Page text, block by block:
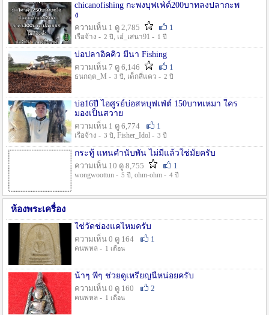
chicanofishing กะพงบุฟเฟ่ต์200บาทลงปลากะพ
ง
ความเห็น 1 ดู 2,785
1
เรือจ้าง - 2 ปี , เอ๋_เสนา91 - 1 ปี
บ่อปลาอิคคิว มีนา Fishing
ความเห็น 7 ดู 6,146
1
ธนกฤต_M - 3 ปี , เด็กสี่แคว - 2 ปี
บ่อ16ปี ไอศูรย์บ่อสหบุฟเฟ่ต์ 150บาทเหมา ใคร
มองเป็นสวาย
ความเห็น 1 ดู 6,774
1
เรือจ้าง - 3 ปี , Fisher_Idol - 3 ปี
กระทู้ แทนคำนับพัน ไม่มีแล้วใช่มั๊ยครับ
ความเห็น 10 ดู 8,755
1
wongwoottun - 5 ปี , ohm-ohm - 4 ปี
ห้องพระเครื่อง
ใช่วัดช่องแคไหมครับ
ความเห็น 0 ดู 164
1
คนพหล - 1 เดือน
น้าๆ พี่ๆ ช่วยดูเหรียญนี้หน่อยครับ
ความเห็น 0 ดู 160
2
คนพหล - 1 เดือน